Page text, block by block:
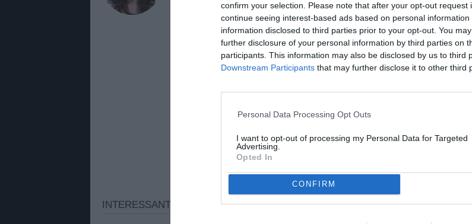
confirm your selection. Please note that after your opt-out request
continue seeing interest-based ads based on personal
information disclosed to third parties prior to your opt-out. You
further disclosure of your personal information by third parties on
participants. This information may also be disclosed by us to third
Downstream Participants that may further disclose it to other third
Personal Data Processing Opt Outs
I want to opt-out of processing my Personal Data for Targeted
Advertising.
Opted In
CONFIRM
approfondimenti e contenuti dedicati al mondo bianconero. Collabora inoltre con
TuttoMercatoWeb.com.